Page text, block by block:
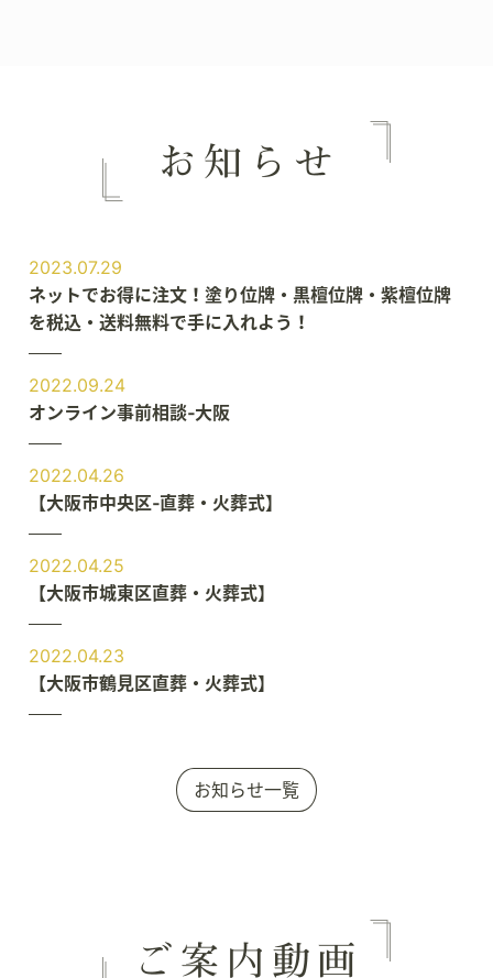
2023.07.29
ネットでお得に注文！塗り位牌・黒檀位牌・紫檀位牌
を税込・送料無料で手に入れよう！
2022.09.24
オンライン事前相談‐大阪
2022.04.26
【大阪市中央区‐直葬・火葬式】
2022.04.25
【大阪市城東区直葬・火葬式】
2022.04.23
【大阪市鶴見区直葬・火葬式】
お知らせ一覧